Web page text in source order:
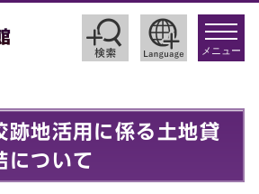
toggle
メニュー
跡地活用に係る土地貸
について